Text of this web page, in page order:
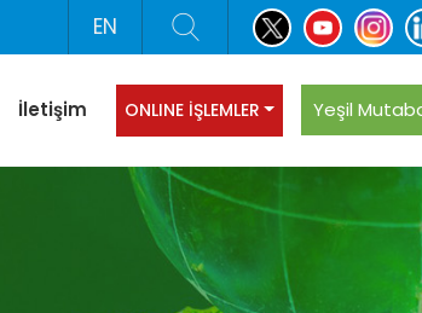
EN
İletişim ONLINE İŞLEMLER Yeşil